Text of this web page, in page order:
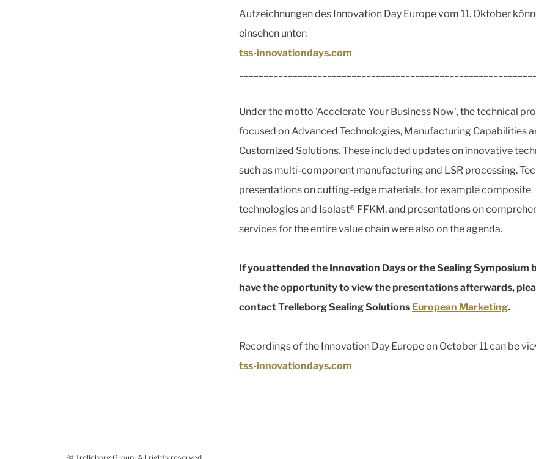
Aufzeichnungen des Innovation Day Europe vom 11. Oktober
einsehen unter:
tss-innovationdays.com
Under the motto 'Accelerate Your Business Now', the technical
focused on Advanced Technologies, Manufacturing Capabilities
Customized Solutions. These included updates on innovative
such as multi-component manufacturing and LSR processing.
presentations on cutting-edge materials, for example composite
technologies and Isolast® FFKM, and presentations on
services for the entire value chain were also on the agenda.
If you attended the Innovation Days or the Sealing Symposium
have the opportunity to view the presentations afterwards,
contact Trelleborg Sealing Solutions European Marketing.
Recordings of the Innovation Day Europe on October 11 can be
tss-innovationdays.com